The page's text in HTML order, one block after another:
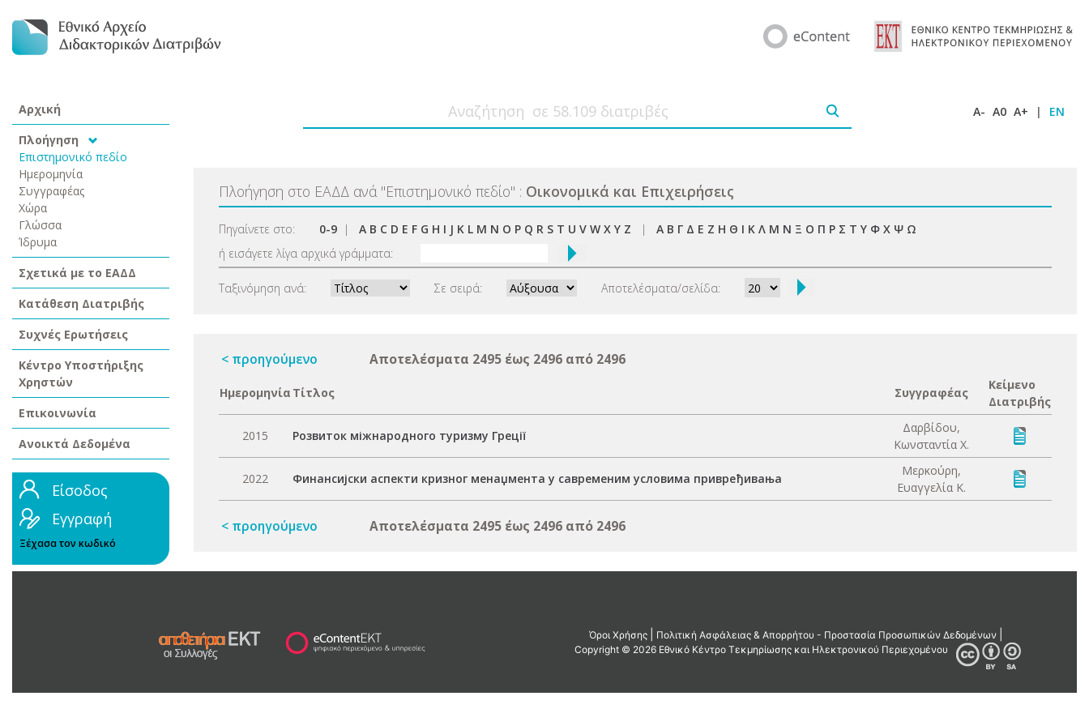
Αρχική
Πλοήγηση
Επιστημονικό πεδίο
Ημερομηνία
Συγγραφέας
Χώρα
Γλώσσα
Ίδρυμα
Σχετικά με το ΕΑΔΔ
Κατάθεση Διατριβής
Συχνές Ερωτήσεις
Κέντρο Υποστήριξης
Χρηστών
Επικοινωνία
Ανοικτά Δεδομένα
Είσοδος
Εγγραφή
Ξέχασα τον κωδικό
A- A0 A+ | EN
Πλοήγηση στο ΕΑΔΔ ανά "Επιστημονικό πεδίο" : Οικονομικά και Επιχειρήσεις
Πηγαίνετε στο: 0-9 | A B C D E F G H I J K L M N O P Q R S T U V W X Y Z | Α Β Γ Δ Ε Ζ Η Θ Ι Κ Λ Μ Ν Ξ Ο Π Ρ Σ Τ Υ Φ Χ Ψ Ω
ή εισάγετε λίγα αρχικά γράμματα:
Ταξινόμηση ανά: Σε σειρά: Αποτελέσματα/σελίδα:
< προηγούμενο Αποτελέσματα 2495 έως 2496 από 2496
Ημερομηνία Τίτλος Συγγραφέας
Κείμενο
Διατριβής
2015 Розвиток міжнародного туризму Греції
Δαρβίδου,
Κωνσταντία Χ.
2022 Финансијски аспекти кризног менаџмента у савременим условима привређивања
Μερκούρη,
Ευαγγελία Κ.
< προηγούμενο Αποτελέσματα 2495 έως 2496 από 2496